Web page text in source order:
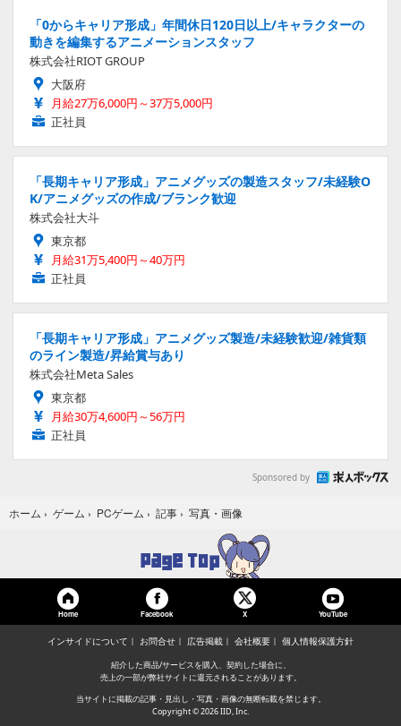
「0からキャリア形成」年間休日120日以上/キャラクターの
動きを編集するアニメーションスタッフ
株式会社RIOT GROUP
大阪府
月給27万6,000円～37万5,000円
正社員
「長期キャリア形成」アニメグッズの製造スタッフ/未経験O
K/アニメグッズの作成/ブランク歓迎
株式会社大斗
東京都
月給31万5,400円～40万円
正社員
「長期キャリア形成」アニメグッズ製造/未経験歓迎/雑貨類
のライン製造/昇給賞与あり
株式会社Meta Sales
東京都
月給30万4,600円～56万円
正社員
Sponsored by
ホーム › ゲーム › PCゲーム › 記事 › 写真・画像
Home Facebook X YouTube
インサイドについて お問合せ 広告掲載 会社概要 個人情報保護方針
紹介した商品/サービスを購入、契約した場合に、
売上の一部が弊社サイトに還元されることがあります。
当サイトに掲載の記事・見出し・写真・画像の無断転載を禁じます。
Copyright © 2026 IID, Inc.